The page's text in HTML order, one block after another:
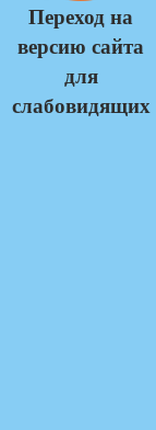
Переход на
версию сайта
для
слабовидящих